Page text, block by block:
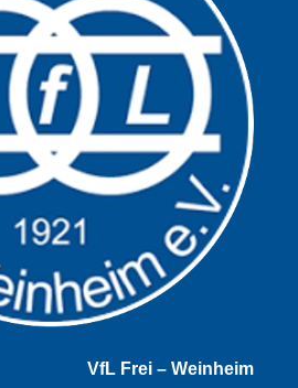
VfL Frei – Weinheim